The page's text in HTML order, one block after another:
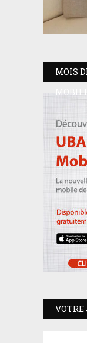
MOIS